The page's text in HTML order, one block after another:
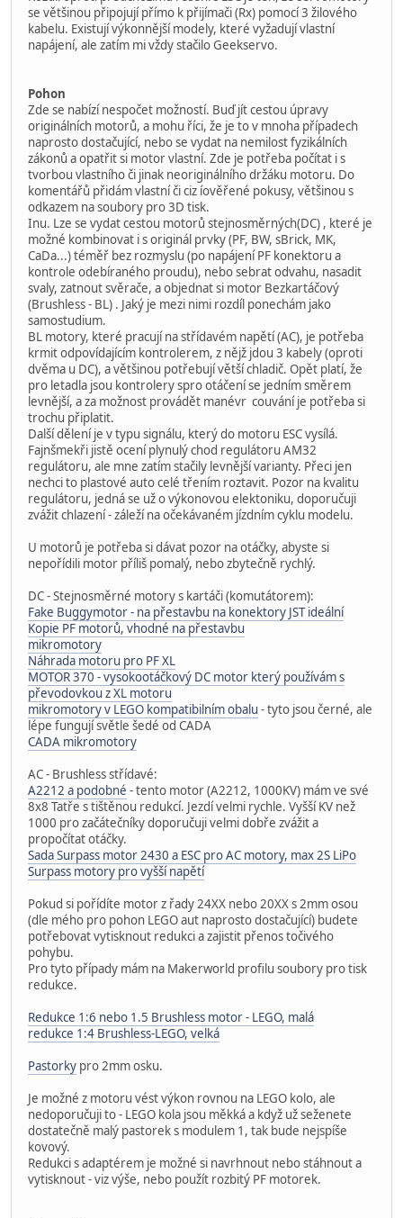
se většinou připojují přímo k přijímači (Rx) pomocí 3 žilového
kabelu. Existují výkonnější modely, které vyžadují vlastní
napájení, ale zatím mi vždy stačilo Geekservo.
Pohon
Zde se nabízí nespočet možností. Buď jít cestou úpravy
originálních motorů, a mohu říci, že je to v mnoha případech
naprosto dostačující, nebo se vydat na nemilost fyzikálních
zákonů a opatřit si motor vlastní. Zde je potřeba počítat i s
tvorbou vlastního či jinak neoriginálního držáku motoru. Do
komentářů přidám vlastní či ciz íověřené pokusy, většinou s
odkazem na soubory pro 3D tisk.
Inu. Lze se vydat cestou motorů stejnosměrných(DC) , které je
možné kombinovat i s originál prvky (PF, BW, sBrick, MK,
CaDa...) téměř bez rozmyslu (po napájení PF konektoru a
kontrole odebíraného proudu), nebo sebrat odvahu, nasadit
svaly, zatnout svěrače, a objednat si motor Bezkartáčový
(Brushless - BL) . Jaký je mezi nimi rozdíl ponechám jako
samostudium.
BL motory, které pracují na střídavém napětí (AC), je potřeba
krmit odpovídajícím kontrolerem, z nějž jdou 3 kabely (oproti
dvěma u DC), a většinou potřebují větší chladič. Opět platí, že
pro letadla jsou kontrolery spro otáčení se jedním směrem
levnější, a za možnost provádět manévr couvání je potřeba si
trochu připlatit.
Další dělení je v typu signálu, který do motoru ESC vysílá.
Fajnšmekři jistě ocení plynulý chod regulátoru AM32
regulátoru, ale mne zatím stačily levnější varianty. Přeci jen
nechci to plastové auto celé třením roztavit. Pozor na kvalitu
regulátoru, jedná se už o výkonovou elektoniku, doporučuji
zvážit chlazení - záleží na očekávaném jízdním cyklu modelu.
U motorů je potřeba si dávat pozor na otáčky, abyste si
nepořídili motor příliš pomalý, nebo zbytečně rychlý.
DC - Stejnosměrné motory s kartáči (komutátorem):
Fake Buggymotor - na přestavbu na konektory JST ideální
Kopie PF motorů, vhodné na přestavbu
mikromotory
Náhrada motoru pro PF XL
MOTOR 370 - vysokootáčkový DC motor který používám s
převodovkou z XL motoru
mikromotory v LEGO kompatibilním obalu - tyto jsou černé, ale
lépe fungují světle šedé od CADA
CADA mikromotory
AC - Brushless střídavé:
A2212 a podobné - tento motor (A2212, 1000KV) mám ve své
8x8 Tatře s tištěnou redukcí. Jezdí velmi rychle. Vyšší KV než
1000 pro začátečníky doporučuji velmi dobře zvážit a
propočítat otáčky.
Sada Surpass motor 2430 a ESC pro AC motory, max 2S LiPo
Surpass motory pro vyšší napětí
Pokud si pořídíte motor z řady 24XX nebo 20XX s 2mm osou
(dle mého pro pohon LEGO aut naprosto dostačující) budete
potřebovat vytisknout redukci a zajistit přenos točivého
pohybu.
Pro tyto případy mám na Makerworld profilu soubory pro tisk
redukce.
Redukce 1:6 nebo 1.5 Brushless motor - LEGO, malá
redukce 1:4 Brushless-LEGO, velká
Pastorky pro 2mm osku.
Je možné z motoru vést výkon rovnou na LEGO kolo, ale
nedoporučuji to - LEGO kola jsou měkká a když už seženete
dostatečně malý pastorek s modulem 1, tak bude nejspíše
kovový.
Redukci s adaptérem je možné si navrhnout nebo stáhnout a
vytisknout - viz výše, nebo použít rozbitý PF motorek.